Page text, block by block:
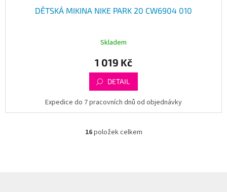
DĚTSKÁ MIKINA NIKE PARK 20 CW6904 010
Skladem
1 019 Kč
DETAIL
Expedice do 7 pracovních dnů od objednávky
O
16položek celkem